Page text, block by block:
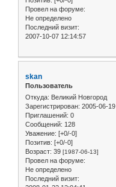
Провел на форуме:
Не определено
Последний визит:
2007-10-07 12:14:57
skan
Пользователь
Откуда: Великий Новгород
Зарегистрирован: 2005-06-19
Приглашений: 0
Сообщений: 128
Уважение: [+0/-0]
Позитив: [+0/-0]
Возраст: 39 [1987-06-13]
Провел на форуме:
Не определено
Последний визит: